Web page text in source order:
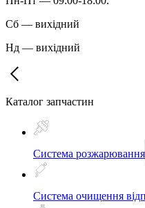
Сб — вихідний
Нд — вихідний
Каталог запчастин
Система розжарювання
Система очищення